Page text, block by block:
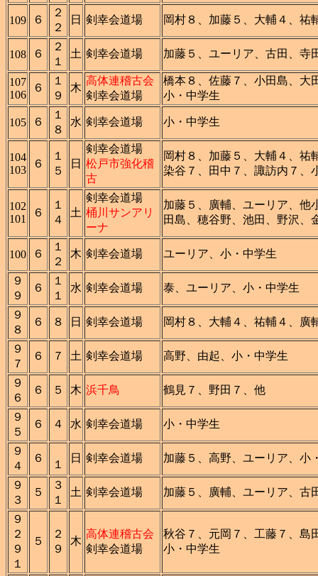
109 ６
２
２
日 剣幸会道場 岡村８、加藤５、大輔４、祐
108 ６
２
１
土 剣幸会道場 加藤５、ユーリア、古田、寺
107
106
６
１
９
木
高体連稽古会
剣幸会道場
橋本８、佐藤７、小田島、大
小・中学生
105 ６
１
８
水 剣幸会道場 小・中学生
104
103
６
１
５
日
剣幸会道場
松戸市強化稽
古
岡村８、加藤５、大輔４、祐
染谷７、田中７、諏訪内７、
102
101
６
１
４
土
剣幸会道場
桶川サンアリ
ーナ
加藤５、廣輔、ユーリア、他
田島、穂谷野、池田、野沢、
100 ６
１
２
木 剣幸会道場 ユーリア、小・中学生
９
９
６
１
１
水 剣幸会道場 泰、ユーリア、小・中学生
９
８
６ ８ 日 剣幸会道場 岡村８、大輔４、祐輔４、廣
９
７
６ ７ 土 剣幸会道場 高野、由起、小・中学生
９
６
６ ５ 木 浜千鳥 鶴見７、野田７、他
９
５
６ ４ 水 剣幸会道場 小・中学生
９
４
６
１
日 剣幸会道場 加藤５、高野、ユーリア、小
９
３
５
３
１
土 剣幸会道場 加藤５、廣輔、ユーリア、古
９
２
９
１
５
２
９
木
高体連稽古会
剣幸会道場
秋谷７、元岡７、工藤７、島
小・中学生